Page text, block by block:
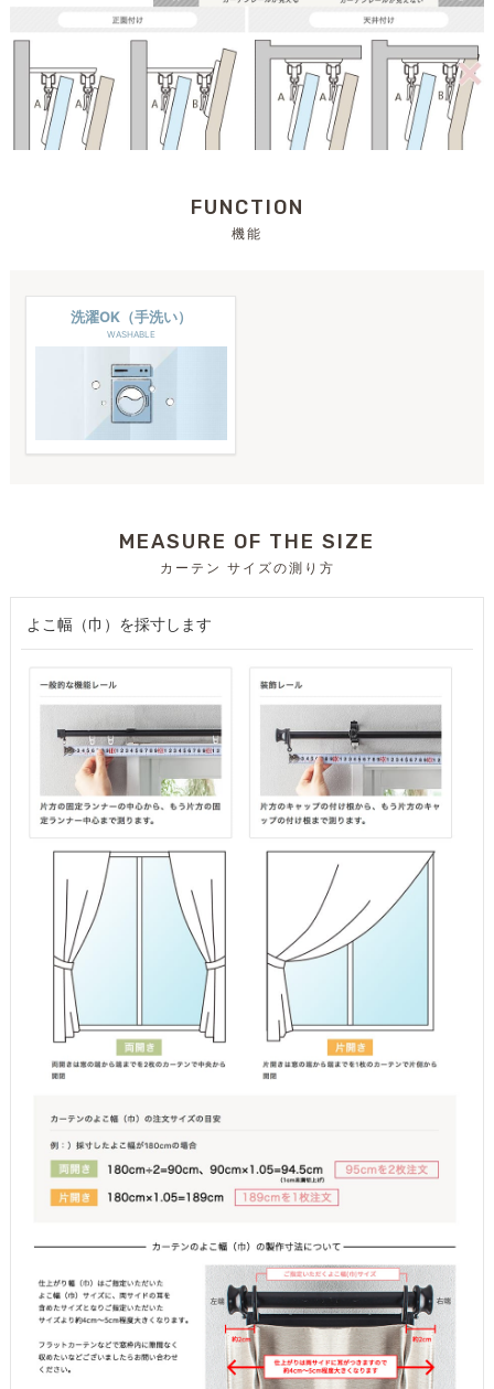
FUNCTION
機能
洗濯OK（手洗い）
WASHABLE
MEASURE OF THE SIZE
カーテン サイズの測り方
よこ幅（巾）を採寸します